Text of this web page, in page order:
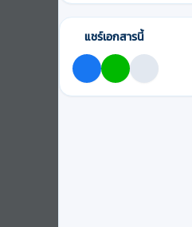
แชร์เอกสารนี้